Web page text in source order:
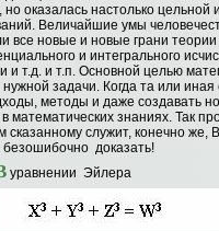
но оказалась настолько
Величайшие умы
все новые и новые грани
и интегрального
и т.д. и т.п. Основной целью
задачи. Когда та или иная
методы и даже создавать
математических знаниях. Так
сказанному служит, конечно
доказать!
уравнении Эйлера